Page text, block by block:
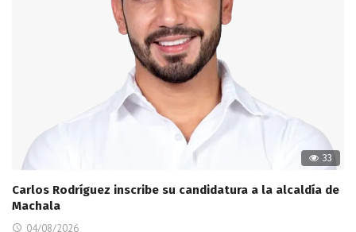
33
Carlos Rodríguez inscribe su candidatura a la alcaldía de
Machala
04/08/2026